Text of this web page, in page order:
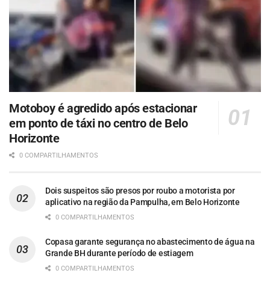
Motoboy é agredido após estacionar
em ponto de táxi no centro de Belo
Horizonte
0 COMPARTILHAMENTOS
Dois suspeitos são presos por roubo a motorista por
aplicativo na região da Pampulha, em Belo Horizonte
0 COMPARTILHAMENTOS
Copasa garante segurança no abastecimento de água na
Grande BH durante período de estiagem
0 COMPARTILHAMENTOS